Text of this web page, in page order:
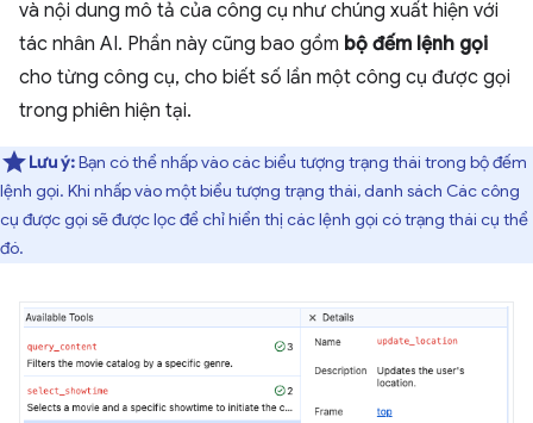
và nội dung mô tả của công cụ như chúng xuất hiện với
tác nhân AI. Phần này cũng bao gồm bộ đếm lệnh gọi
cho từng công cụ, cho biết số lần một công cụ được gọi
trong phiên hiện tại.
Lưu ý:Bạn có thể nhấp vào các biểu tượng trạng thái trong bộ đếm
lệnh gọi. Khi nhấp vào một biểu tượng trạng thái, danh sách Các công
cụ được gọi sẽ được lọc để chỉ hiển thị các lệnh gọi có trạng thái cụ thể
đó.